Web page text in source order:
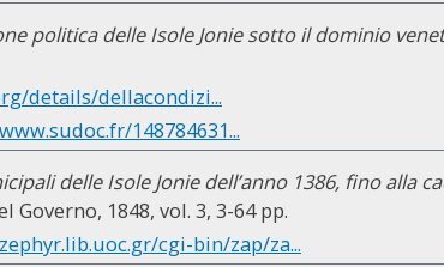
politica delle Isole Jonie sotto il dominio
details/dellacondizi...
148784631...
delle Isole Jonie dell’anno 1386, fino alla
1848, vol. 3, 3-64 pp.
cgi-bin/zap/za...